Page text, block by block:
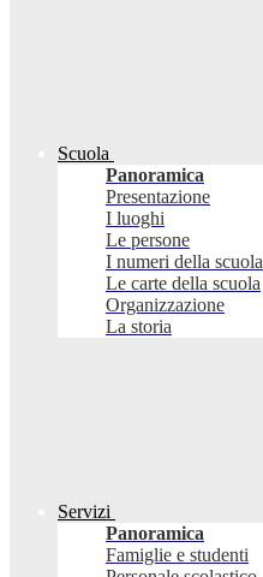
Scuola
Panoramica
Presentazione
I luoghi
Le persone
I numeri della scuola
Le carte della scuola
Organizzazione
La storia
Servizi
Panoramica
Famiglie e studenti